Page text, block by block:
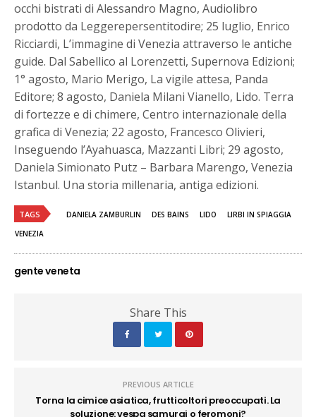
occhi bistrati di Alessandro Magno, Audiolibro
prodotto da Leggerepersentitodire; 25 luglio, Enrico
Ricciardi, L’immagine di Venezia attraverso le antiche
guide. Dal Sabellico al Lorenzetti, Supernova Edizioni;
1° agosto, Mario Merigo, La vigile attesa, Panda
Editore; 8 agosto, Daniela Milani Vianello, Lido. Terra
di fortezze e di chimere, Centro internazionale della
grafica di Venezia; 22 agosto, Francesco Olivieri,
Inseguendo l’Ayahuasca, Mazzanti Libri; 29 agosto,
Daniela Simionato Putz – Barbara Marengo, Venezia
Istanbul. Una storia millenaria, antiga edizioni.
TAGS DANIELA ZAMBURLIN DES BAINS LIDO
LIRBI IN SPIAGGIA
VENEZIA
gente veneta
Share This
PREVIOUS ARTICLE
Torna la cimice asiatica, frutticoltori preoccupati. La
soluzione: vespa samurai o feromoni?